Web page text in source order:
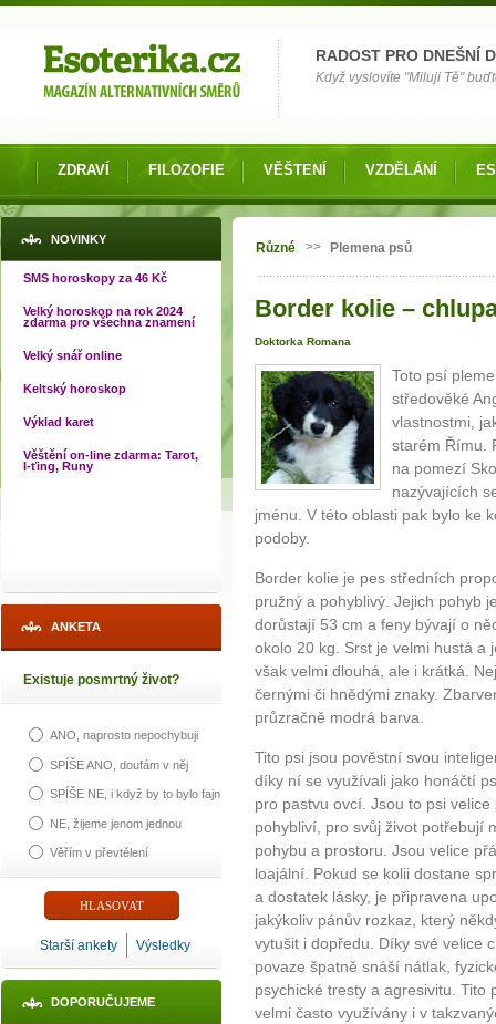
RADOST PRO DNEŠNÍ
Když vyslovíte "Miluji Tě"
ZDRAVÍ FILOZOFIE VĚŠTENÍ VZDĚLÁNÍ
NOVINKY
SMS horoskopy za 46 Kč
Velký horoskop na rok 2024
zdarma pro všechna znamení
Velký snář online
Keltský horoskop
Výklad karet
Věštění on-line zdarma: Tarot,
I-ťing, Runy
ANKETA
Existuje posmrtný život?
ANO, naprosto nepochybuji
SPÍŠE ANO, doufám v něj
SPÍŠE NE, i když by to bylo fajn
NE, žijeme jenom jednou
Věřím v převtělení
Starší ankety Výsledky
DOPORUČUJEME
Jste zde
Různé >> Plemena psů
Border kolie –
Doktorka Romana
Toto psí
středověké
vlastnostmi,
starém Římu.
na pomezí
nazývajících
jménu. V této oblasti pak bylo ke
podoby.
Border kolie je pes středních
pružný a pohyblivý. Jejich pohyb
dorůstají 53 cm a feny bývají o
okolo 20 kg. Srst je velmi hustá a
však velmi dlouhá, ale i krátká.
černými či hnědými znaky.
průzračně modrá barva.
Tito psi jsou pověstní svou
díky ní se využívali jako honáčtí
pro pastvu ovcí. Jsou to psi velice
pohybliví, pro svůj život potřebují
pohybu a prostoru. Jsou velice
loajální. Pokud se kolii dostane
a dostatek lásky, je připravena
jakýkoliv pánův rozkaz, který
vytušit i dopředu. Díky své velice
povaze špatně snáší nátlak,
psychické tresty a agresivitu. Tito
velmi často využívány i v